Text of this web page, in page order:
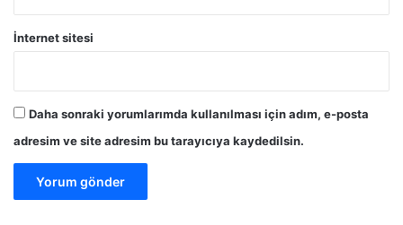
İnternet sitesi
Daha sonraki yorumlarımda kullanılması için adım, e-posta
adresim ve site adresim bu tarayıcıya kaydedilsin.